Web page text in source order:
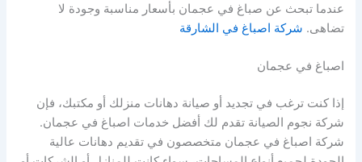
عندما تبحث عن صباغ في عجمان بأسعار مناسبة وجودة لا
تضاهى. شركة اصباغ في الشارقة
اصباغ في عجمان
إذا كنت ترغب في تجديد أو صيانة دهانات منزلك أو مكتبك، فإن
شركة نجوم الصيانة تقدم لك أفضل خدمات اصباغ في عجمان.
شركة اصباغ في عجمان متخصصون في تقديم دهانات عالية